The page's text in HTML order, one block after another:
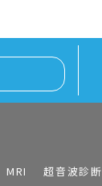
MRI 超音波診